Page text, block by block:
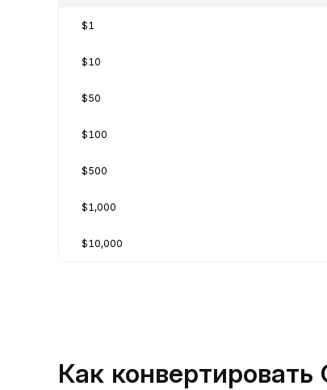
$1
$10
$50
$100
$500
$1,000
$10,000
Как конвертировать